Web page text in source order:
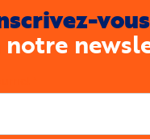
vous
notre